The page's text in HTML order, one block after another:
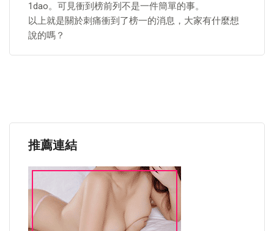
1dao。可見衝到榜前列不是一件簡單的事。
以上就是關於刺痛衝到了榜一的消息，大家有什麼想
說的嗎？
推薦連結